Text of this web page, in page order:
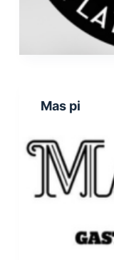
Mas pi